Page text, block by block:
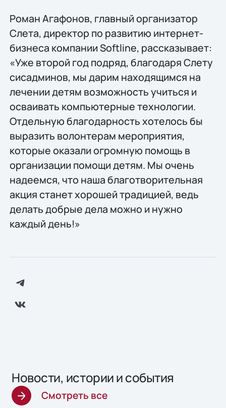
Роман Агафонов, главный организатор
Слета, директор по развитию интернет-
бизнеса компании Softline, рассказывает:
«Уже второй год подряд, благодаря Слету
сисадминов, мы дарим находящимся на
лечении детям возможность учиться и
осваивать компьютерные технологии.
Отдельную благодарность хотелось бы
выразить волонтерам мероприятия,
которые оказали огромную помощь в
организации помощи детям. Мы очень
надеемся, что наша благотворительная
акция станет хорошей традицией, ведь
делать добрые дела можно и нужно
каждый день!»
Новости, истории и события
Смотреть все